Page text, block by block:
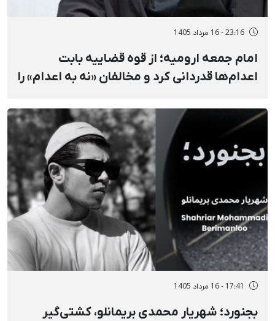
23:16 - 16 مرداد 1405
امام جمعه ارومیه؛ از قوه قضاییه بابت
اعدام‌ها قدردانی کرد و مخالفان «نه به اعدام» را
17:41 - 16 مرداد 1405
بجنورد؛ شهریار محمدی بریمانلو، کشتی‌گیر